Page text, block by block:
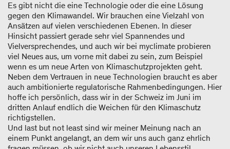
Es gibt nicht die eine Technologie oder die eine Lösung
gegen den Klimawandel. Wir brauchen eine Vielzahl von
Ansätzen auf vielen verschiedenen Ebenen. In dieser
Hinsicht passiert gerade sehr viel Spannendes und
Vielversprechendes, und auch wir bei myclimate probieren
viel Neues aus, um vorne mit dabei zu sein, zum Beispiel
wenn es um neue Arten von Klimaschutzprojekten geht.
Neben dem Vertrauen in neue Technologien braucht es aber
auch ambitionierte regulatorische Rahmenbedingungen. Hier
hoffe ich persönlich, dass wir in der Schweiz im Juni im
dritten Anlauf endlich die Weichen für den Klimaschutz
richtigstellen.
Und last but not least sind wir meiner Meinung nach an
einem Punkt angelangt, an dem wir uns auch ganz ehrlich